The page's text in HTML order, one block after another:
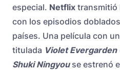
especial. Netflix transmitió
con los episodios
países. Una película con
titulada Violet Evergarden
Shuki Ningyouse estrenó